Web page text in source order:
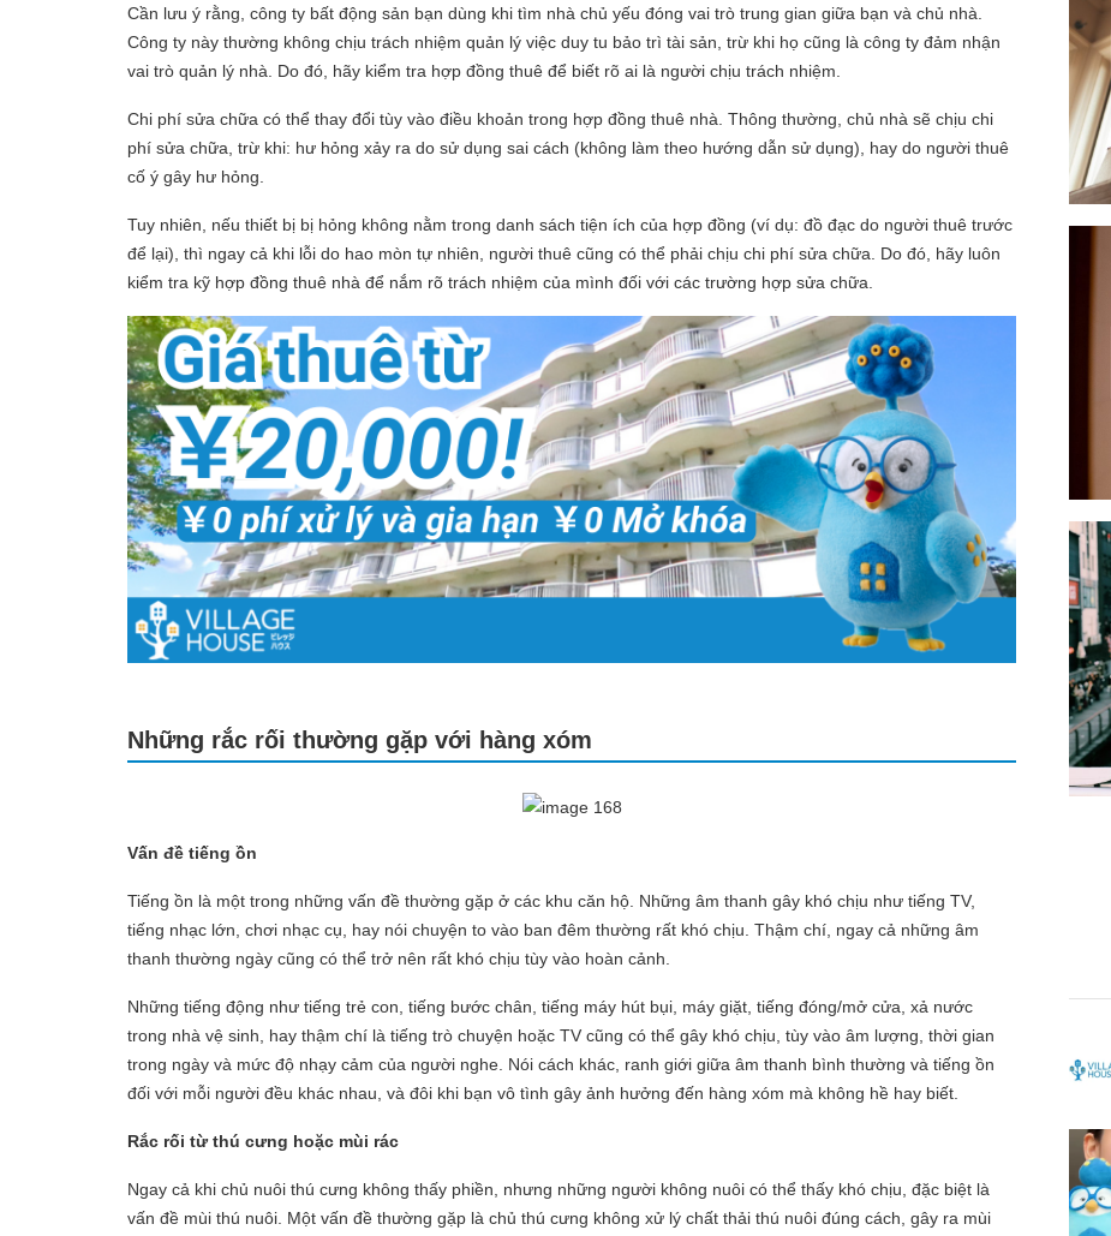
Cần lưu ý rằng, công ty bất động sản bạn dùng khi tìm nhà chủ yếu đóng vai trò trung gian giữa bạn và chủ nhà.
Công ty này thường không chịu trách nhiệm quản lý việc duy tu bảo trì tài sản, trừ khi họ cũng là công ty đảm nhận
vai trò quản lý nhà. Do đó, hãy kiểm tra hợp đồng thuê để biết rõ ai là người chịu trách nhiệm.
Chi phí sửa chữa có thể thay đổi tùy vào điều khoản trong hợp đồng thuê nhà. Thông thường, chủ nhà sẽ chịu chi
phí sửa chữa, trừ khi: hư hỏng xảy ra do sử dụng sai cách (không làm theo hướng dẫn sử dụng), hay do người thuê
cố ý gây hư hỏng.
Tuy nhiên, nếu thiết bị bị hỏng không nằm trong danh sách tiện ích của hợp đồng (ví dụ: đồ đạc do người thuê trước
để lại), thì ngay cả khi lỗi do hao mòn tự nhiên, người thuê cũng có thể phải chịu chi phí sửa chữa. Do đó, hãy luôn
kiểm tra kỹ hợp đồng thuê nhà để nắm rõ trách nhiệm của mình đối với các trường hợp sửa chữa.
Những rắc rối thường gặp với hàng xóm
Vấn đề tiếng ồn
Tiếng ồn là một trong những vấn đề thường gặp ở các khu căn hộ. Những âm thanh gây khó chịu như tiếng TV,
tiếng nhạc lớn, chơi nhạc cụ, hay nói chuyện to vào ban đêm thường rất khó chịu. Thậm chí, ngay cả những âm
thanh thường ngày cũng có thể trở nên rất khó chịu tùy vào hoàn cảnh.
Những tiếng động như tiếng trẻ con, tiếng bước chân, tiếng máy hút bụi, máy giặt, tiếng đóng/mở cửa, xả nước
trong nhà vệ sinh, hay thậm chí là tiếng trò chuyện hoặc TV cũng có thể gây khó chịu, tùy vào âm lượng, thời gian
trong ngày và mức độ nhạy cảm của người nghe. Nói cách khác, ranh giới giữa âm thanh bình thường và tiếng ồn
đối với mỗi người đều khác nhau, và đôi khi bạn vô tình gây ảnh hưởng đến hàng xóm mà không hề hay biết.
Rắc rối từ thú cưng hoặc mùi rác
Ngay cả khi chủ nuôi thú cưng không thấy phiền, nhưng những người không nuôi có thể thấy khó chịu, đặc biệt là
vấn đề mùi thú nuôi. Một vấn đề thường gặp là chủ thú cưng không xử lý chất thải thú nuôi đúng cách, gây ra mùi